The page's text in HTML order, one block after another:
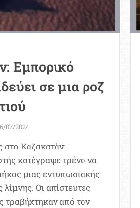
Εμπορικό
σε μια ροζ
07/2024
στο Καζακστάν:
κατέγραψε τρένο να
μιας εντυπωσιακής
λίμνης. Οι απίστευτες
τραβήχτηκαν από τον